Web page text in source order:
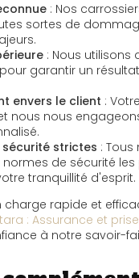
: Nos
sortes de
: Nous utilisons
garantir un
envers le client :
nous nous
sécurité strictes :
de sécurité les
tranquillité d'esprit.
charge rapide et
: Assurance et
à notre savoir-